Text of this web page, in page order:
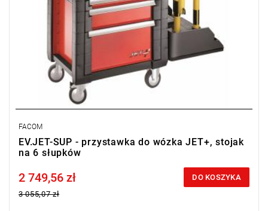
FACOM
EV.JET-SUP - przystawka do wózka JET+, stojak
na 6 słupków
Price tax included
2 749,56 zł
3 055,07 zł
DO KOSZYKA